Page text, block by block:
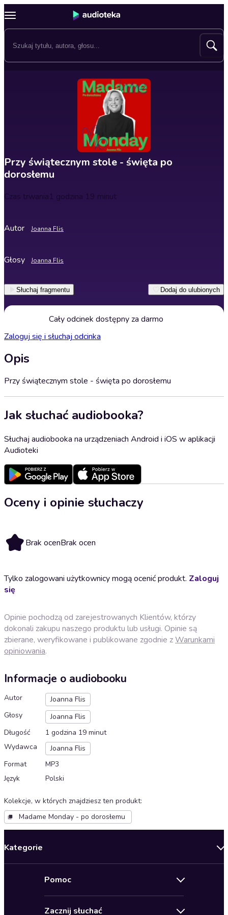
Przy świątecznym stole - święta po
dorosłemu
Czas trwania1 godzina 19 minut
Autor Joanna Flis
Głosy Joanna Flis
Słuchaj fragmentu Dodaj do ulubionych
Cały odcinek dostępny za darmo
Zaloguj się i słuchaj odcinka
Opis
Przy świątecznym stole - święta po dorosłemu
Jak słuchać audiobooka?
Słuchaj audiobooka na urządzeniach Android i iOS w aplikacji
Audioteki
Oceny i opinie słuchaczy
Brak ocenBrak ocen
Tylko zalogowani użytkownicy mogą ocenić produkt. Zaloguj
się
Opinie pochodzą od zarejestrowanych Klientów, którzy
dokonali zakupu naszego produktu lub usługi. Opinie są
zbierane, weryfikowane i publikowane zgodnie zWarunkami
opiniowania.
Informacje o audiobooku
Autor
Joanna Flis
Głosy
Joanna Flis
Długość
1 godzina 19 minut
Wydawca
Joanna Flis
Format
MP3
Język
Polski
Kolekcje, w których znajdziesz ten produkt:
Madame Monday - po dorosłemu
Kategorie
Pomoc
Zacznij słuchać